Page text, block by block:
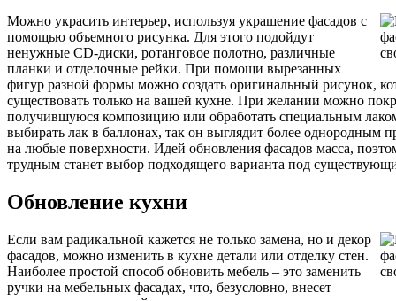
Можно украсить интерьер, используя украшение фасадов с
помощью объемного рисунка. Для этого подойдут
ненужные CD-диски, ротанговое полотно, различные
планки и отделочные рейки. При помощи вырезанных
фигур разной формы можно создать оригинальный рисунок,
существовать только на вашей кухне. При желании можно
получившуюся композицию или обработать специальным
выбирать лак в баллонах, так он выглядит более однородным
на любые поверхности. Идей обновления фасадов масса,
трудным станет выбор подходящего варианта под
Обновление кухни
Если вам радикальной кажется не только замена, но и декор
фасадов, можно изменить в кухне детали или отделку стен.
Наиболее простой способ обновить мебель – это заменить
ручки на мебельных фасадах, что, безусловно, внесет